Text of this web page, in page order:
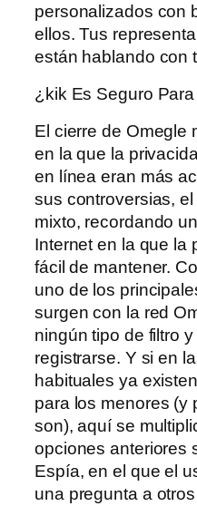
personalizados con
ellos. Tus
están hablando con
¿kik Es Seguro
El cierre de Omegle
en la que la
en línea eran más
sus controversias,
mixto, recordando
Internet en la que la
fácil de mantener.
uno de los
surgen con la red
ningún tipo de filtro
registrarse. Y si en
habituales ya
para los menores (y
son), aquí se
opciones anteriores
Espía, en el que el
una pregunta a